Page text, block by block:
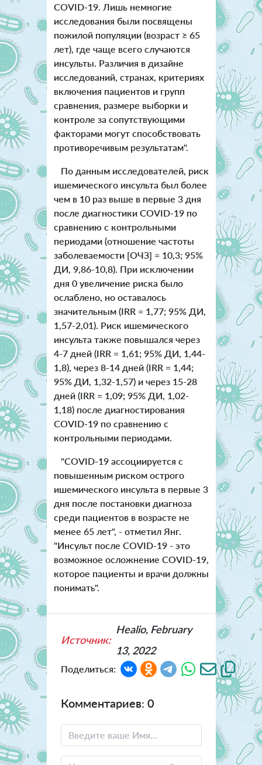
COVID-19. Лишь немногие
исследования были посвящены
пожилой популяции (возраст ≥ 65
лет), где чаще всего случаются
инсульты. Различия в дизайне
исследований, странах, критериях
включения пациентов и групп
сравнения, размере выборки и
контроле за сопутствующими
факторами могут способствовать
противоречивым результатам".
По данным исследователей, риск
ишемического инсульта был более
чем в 10 раз выше в первые 3 дня
после диагностики COVID-19 по
сравнению с контрольными
периодами (отношение частоты
заболеваемости [ОЧЗ] = 10,3; 95%
ДИ, 9,86-10,8). При исключении
дня 0 увеличение риска было
ослаблено, но оставалось
значительным (IRR = 1,77; 95% ДИ,
1,57-2,01). Риск ишемического
инсульта также повышался через
4-7 дней (IRR = 1,61; 95% ДИ, 1,44-
1,8), через 8-14 дней (IRR = 1,44;
95% ДИ, 1,32-1,57) и через 15-28
дней (IRR = 1,09; 95% ДИ, 1,02-
1,18) после диагностирования
COVID-19 по сравнению с
контрольными периодами.
"COVID-19 ассоциируется с
повышенным риском острого
ишемического инсульта в первые 3
дня после постановки диагноза
среди пациентов в возрасте не
менее 65 лет", - отметил Янг.
"Инсульт после COVID-19 - это
возможное осложнение COVID-19,
которое пациенты и врачи должны
понимать".
Источник:
Healio, February
13, 2022
Поделиться:
Комментариев: 0